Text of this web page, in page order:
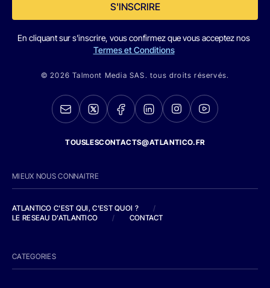
S'INSCRIRE
En cliquant sur s'inscrire, vous confirmez que vous acceptez nos
Termes et Conditions
© 2026 Talmont Media SAS. tous droits réservés.
TOUSLESCONTACTS@ATLANTICO.FR
MIEUX NOUS CONNAITRE
ATLANTICO C'EST QUI, C'EST QUOI ?
/
LE RESEAU D'ATLANTICO
/ CONTACT
CATEGORIES